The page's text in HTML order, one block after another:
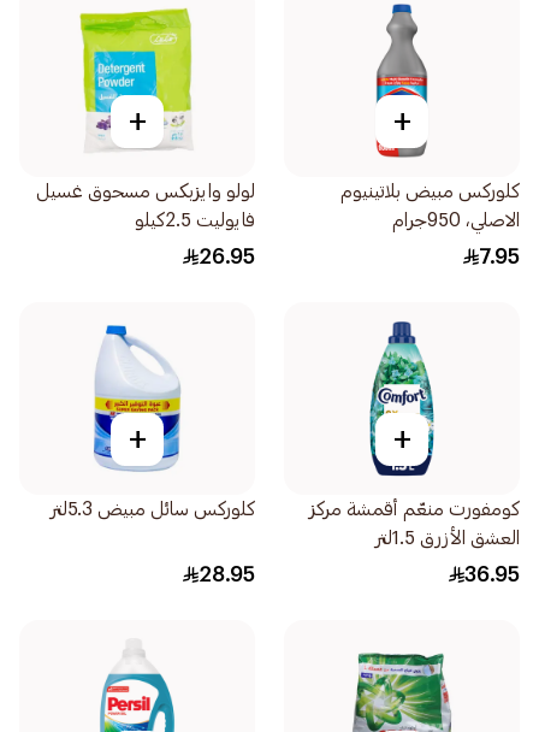
+
كلوركس مبيض بلاتينيوم
الاصلي، 950جرام
7.95
+
لولو وايزبكس مسحوق غسيل
فايوليت 2.5كيلو
26.95
+
كومفورت منعّم أقمشة مركز
العشق الأزرق 1.5لتر
36.95
+
كلوركس سائل مبيض 5.3لتر
28.95